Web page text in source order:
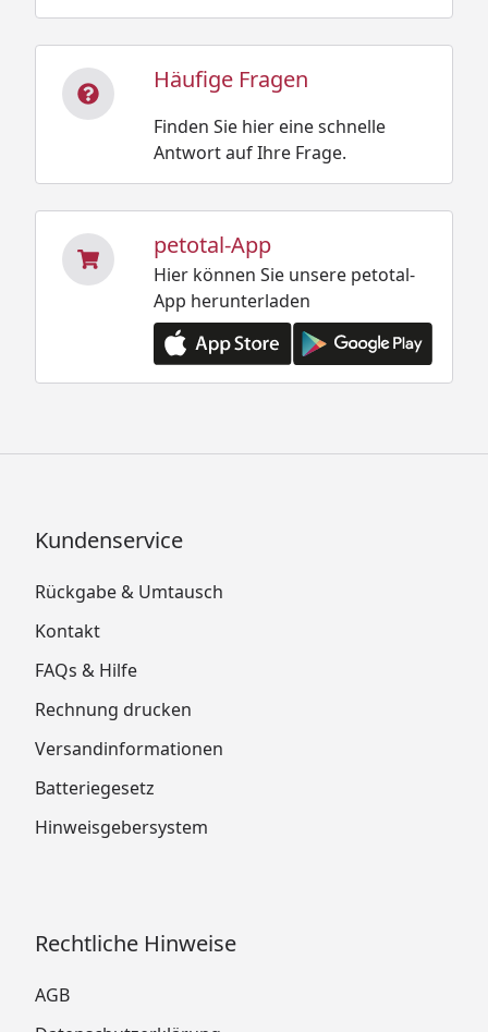
Häufige Fragen
Finden Sie hier eine schnelle
Antwort auf Ihre Frage.
petotal-App
Hier können Sie unsere petotal-
App herunterladen
Kundenservice
Rückgabe & Umtausch
Kontakt
FAQs & Hilfe
Rechnung drucken
Versandinformationen
Batteriegesetz
Hinweisgebersystem
Rechtliche Hinweise
AGB